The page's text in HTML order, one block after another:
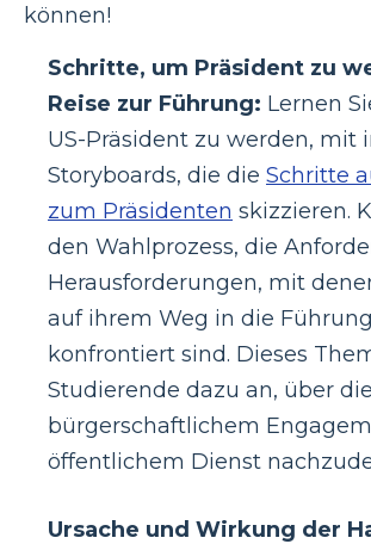
können!
Schritte, um Präsident zu
Reise zur Führung: Lernen
US-Präsident zu werden, mit
Storyboards, die die Schritte
zum Präsidenten skizzieren.
den Wahlprozess, die
Herausforderungen, mit
auf ihrem Weg in die
konfrontiert sind. Dieses
Studierende dazu an, über
bürgerschaftlichem
öffentlichem Dienst
Ursache und Wirkung der